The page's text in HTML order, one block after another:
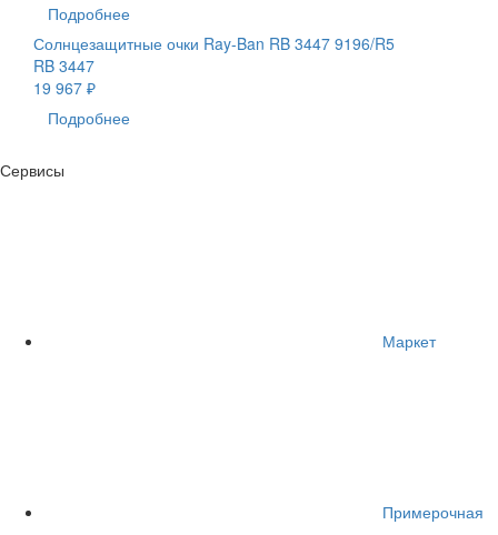
Подробнее
Солнцезащитные очки Ray-Ban RB 3447 9196/R5
RB 3447
19 967 ₽
Подробнее
Сервисы
Маркет
Примерочная